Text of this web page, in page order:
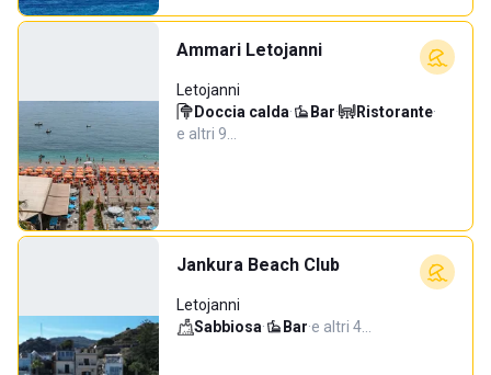
Ammari Letojanni
Letojanni
Doccia calda· Bar· Ristorante·
e altri 9…
Jankura Beach Club
Letojanni
Sabbiosa· Bar·e altri 4…